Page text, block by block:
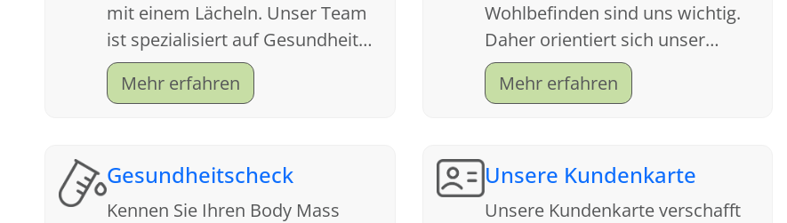
mit einem Lächeln. Unser Team
ist spezialisiert auf Gesundheit
und Kundenfreundlichkeit.
Mehr erfahren
Wohlbefinden sind uns wichtig.
Daher orientiert sich unser
Service an Ihren Wünschen. Wir
freuen uns auf Ihren Besuch.
Mehr erfahren
Gesundheitscheck
Kennen Sie Ihren Body Mass
Unsere Kundenkarte
Unsere Kundenkarte verschafft